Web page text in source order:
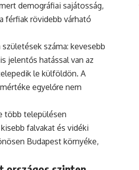
demográfiai sajátosság,
férfiak rövidebb várható
száma: kevesebb
jelentős hatással van az
le külföldön. A
egyelőre nem
több településen
falvakat és vidéki
Budapest környéke,